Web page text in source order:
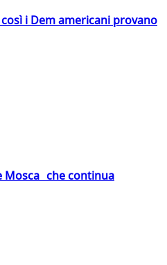
i Dem americani provano
Mosca che continua